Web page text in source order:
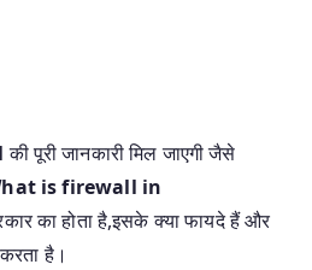
की पूरी जानकारी मिल जाएगी जैसे
is firewall in
का होता है,इसके क्या फायदे हैं और
है।